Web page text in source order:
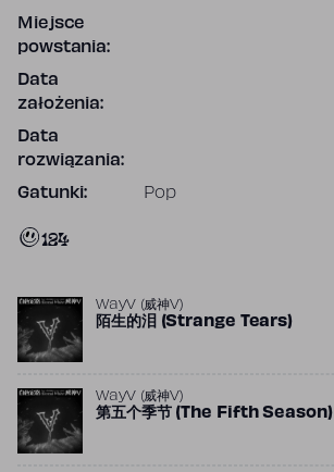
Miejsce
powstania:
Data
założenia:
Data
rozwiązania:
Gatunki: Pop
124
WayV (威神V)
陌生的泪 (Strange Tears)
WayV (威神V)
第五个季节 (The Fifth Season)